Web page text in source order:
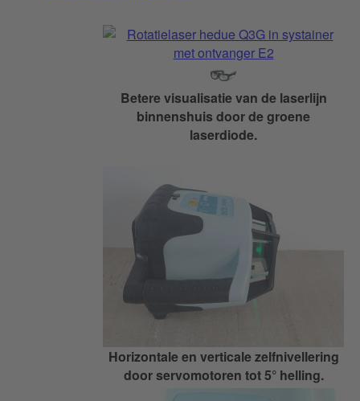
Betere visualisatie van de laserlijn
binnenshuis door de groene
laserdiode.
Horizontale en verticale zelfnivellering
door servomotoren tot 5° helling.